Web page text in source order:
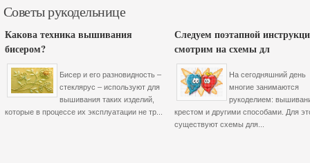
Советы рукодельнице
Какова техника вышивания
бисером?
Бисер и его разновидность –
стеклярус – используют для
вышивания таких изделий,
которые в процессе их эксплуатации не тр...
Следуем поэтапной
смотрим на схемы дл
На сегодняшний день
многие занимаются
рукоделием:
крестом и другими способами. Для
существуют схемы для...